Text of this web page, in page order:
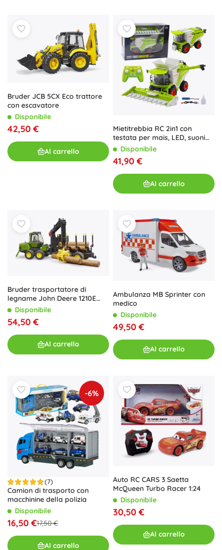
Bruder JCB 5CX Eco trattore
con escavatore
Disponibile
42,50 €
Al carrello
Mietitrebbia RC 2in1 con
testata per mais, LED, suoni
ed effetto fumo 2.4 GHz
Disponibile
41,90 €
Al carrello
Bruder trasportatore di
legname John Deere 1210E
con gru 1:16
Disponibile
54,50 €
Al carrello
Ambulanza MB Sprinter con
medico
Disponibile
49,50 €
Al carrello
-6%
(7)
Camion di trasporto con
macchinine della polizia
Disponibile
16,50 €17,50 €
Al carrello
Auto RC CARS 3 Saetta
McQueen Turbo Racer 1:24
Disponibile
30,50 €
Al carrello